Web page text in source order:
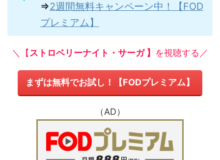
⇒2週間無料キャンペーン中！【FOD
プレミアム】
＼【 ストロベリーナイト・サーガ 】 を視聴する／
まずは無料でお試し！【FODプレミアム】
（AD）